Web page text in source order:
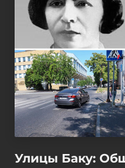
Улицы Баку: